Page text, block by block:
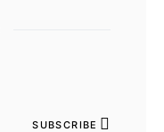
SUBSCRIBE